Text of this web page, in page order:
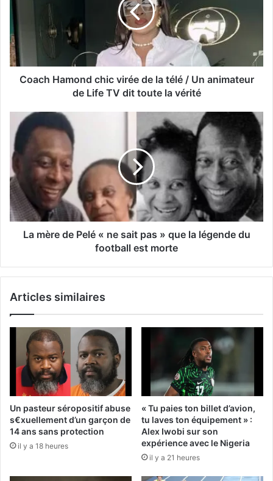
Coach Hamond chic virée de la télé / Un animateur
de Life TV dit toute la vérité
La mère de Pelé « ne sait pas » que la légende du
football est morte
Articles similaires
Un pasteur séropositif abuse
s€xuellement d’un garçon de
14 ans sans protection
il y a 18 heures
« Tu paies ton billet d’avion,
tu laves ton équipement » :
Alex Iwobi sur son
expérience avec le Nigeria
il y a 21 heures